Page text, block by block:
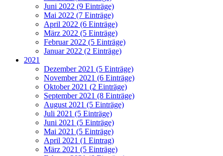
Juni 2022 (9 Einträge)
Mai 2022 (7 Einträge)
April 2022 (6 Einträge)
März 2022 (5 Einträge)
Februar 2022 (5 Einträge)
Januar 2022 (2 Einträge)
2021
Dezember 2021 (5 Einträge)
November 2021 (6 Einträge)
Oktober 2021 (2 Einträge)
September 2021 (8 Einträge)
August 2021 (5 Einträge)
Juli 2021 (5 Einträge)
Juni 2021 (5 Einträge)
Mai 2021 (5 Einträge)
April 2021 (1 Eintrag)
März 2021 (5 Einträge)